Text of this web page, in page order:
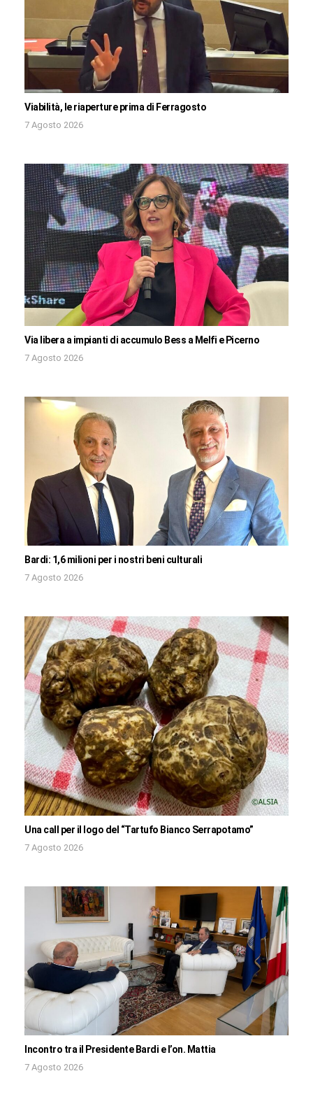
Viabilità, le riaperture prima di Ferragosto
7 Agosto 2026
Via libera a impianti di accumulo Bess a Melfi e Picerno
7 Agosto 2026
Bardi: 1,6 milioni per i nostri beni culturali
7 Agosto 2026
Una call per il logo del “Tartufo Bianco Serrapotamo”
7 Agosto 2026
Incontro tra il Presidente Bardi e l’on. Mattia
7 Agosto 2026